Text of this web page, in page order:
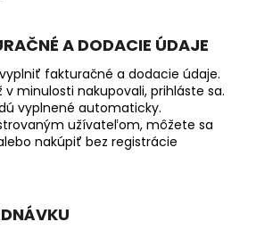
A DODACIE ÚDAJE
fakturačné a dodacie údaje.
v minulosti nakupovali, prihláste sa.
vyplnené automaticky.
užívateľom, môžete sa
nakúpiť bez registrácie
HĽADAŤ